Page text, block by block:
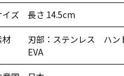
イズ 長さ 14.5cm
材
刃部：ステンレス ハン
EVA